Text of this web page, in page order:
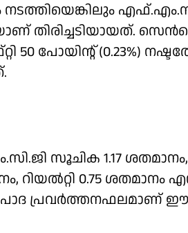
നടത്തിയെങ്കിലും
തിരിച്ചടിയായത്.
50 പോയിന്റ് (0.23%)
സൂചിക 1.17
0.75 ശതമാനം
പ്രവര്‍ത്തനഫലമാണ് ഈ